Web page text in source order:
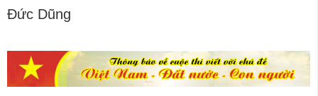
Đức Dũng